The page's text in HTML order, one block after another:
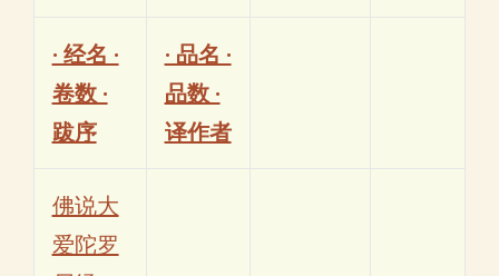
· 经名 ·
卷数 ·
跋序
· 品名 ·
品数 ·
译作者
佛说大
爱陀罗